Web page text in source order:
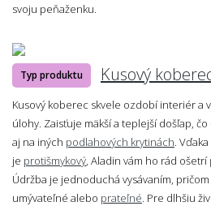
svoju peňaženku.
Typ produktu Kusový
Kusový koberec skvele ozdobí interiér a
úlohy. Zaisťuje mäkší a teplejší došľap,
aj na iných podlahových krytinách .
je protišmykový , Aladin vám ho rád ošetrí
Údržba je jednoduchá vysávaním,
umývateľné alebo prateľné . Pre dlhšiu